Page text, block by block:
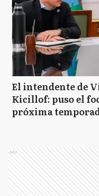
El intendente de
Kicillof: puso el
próxima
Ads